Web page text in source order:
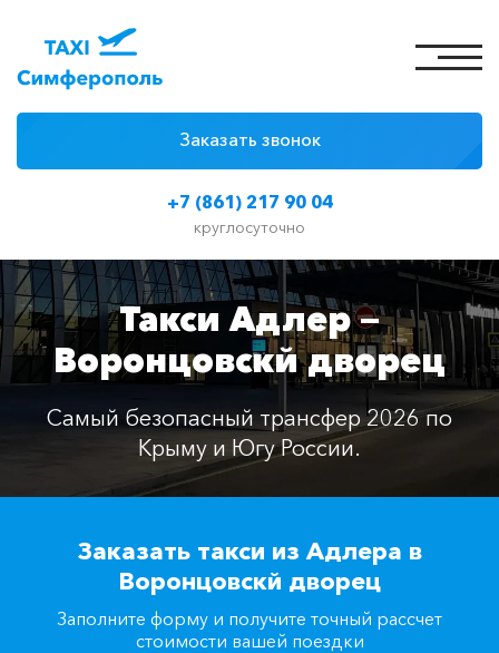
+7 (861) 217 90 04
круглосуточно
Заказать звонок
Цены на такси
Классы автомобилей
Отзывы
Контакты
Заказать такси
Такси Адлер —
Воронцовскй дворец
Самый безопасный трансфер 2026 по
Крыму и Югу России.
Заказать такси из Адлера в
Воронцовскй дворец
Заполните форму и получите точный рассчет
стоимости вашей поездки